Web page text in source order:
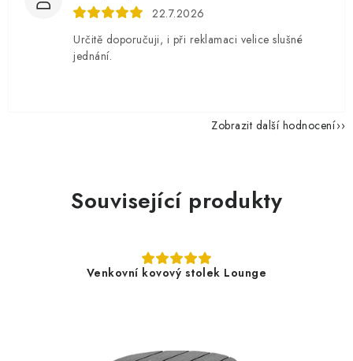
22.7.2026
Určitě doporučuji, i při reklamaci velice slušné
jednání.
Zobrazit další hodnocení
Související produkty
Venkovní kovový stolek Lounge